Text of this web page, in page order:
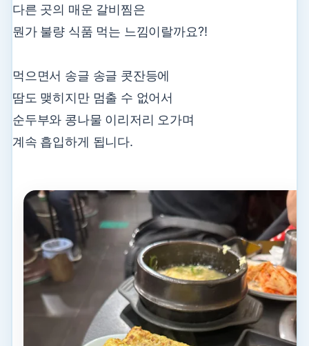
다른 곳의 매운 갈비찜은
뭔가 불량 식품 먹는 느낌이랄까요?!
먹으면서 송글 송글 콧잔등에
땀도 맺히지만 멈출 수 없어서
순두부와 콩나물 이리저리 오가며
계속 흡입하게 됩니다.